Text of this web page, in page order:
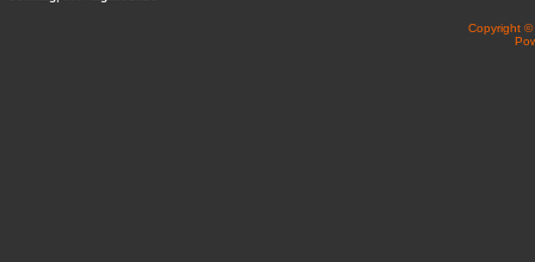
Copyright